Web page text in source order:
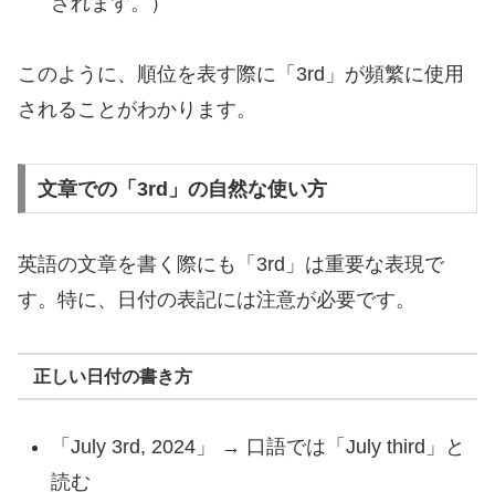
このように、順位を表す際に「3rd」が頻繁に使用
されることがわかります。
文章での「3rd」の自然な使い方
英語の文章を書く際にも「3rd」は重要な表現で
す。特に、日付の表記には注意が必要です。
正しい日付の書き方
「July 3rd, 2024」 → 口語では「July third」と
読む